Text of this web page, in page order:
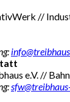
//
e.V. //